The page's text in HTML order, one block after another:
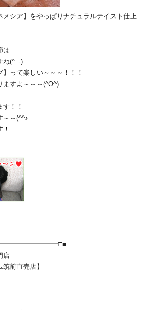
メシア】をやっぱりナチュラルテイスト仕上
は
ね(^_-)
って楽しい～～～！！！
ますよ～～～(^O^)
！！
～～(^^♪
店
前直売店】